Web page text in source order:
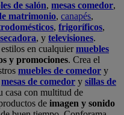
de salón, mesas comedor,
matrimonio, canapés,
, frigoríficos,
, y televisiones.
en cualquiermuebles
y promociones. Crea el
muebles de comedor y
mesas de comedor y sillas de
casa con multitud de
de imagen y sonido